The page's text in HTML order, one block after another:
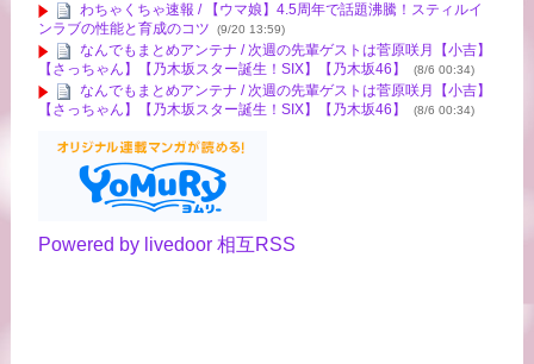
わちゃくちゃ速報 / 【ウマ娘】4.5周年で話題沸騰！スティルイ
ンラブの性能と育成のコツ
(9/20 13:59)
なんでもまとめアンテナ / 次週の先輩ゲストは菅原咲月【小吉】
【さっちゃん】【乃木坂スター誕生！SIX】【乃木坂46】
(8/6 00:34)
なんでもまとめアンテナ / 次週の先輩ゲストは菅原咲月【小吉】
【さっちゃん】【乃木坂スター誕生！SIX】【乃木坂46】
(8/6 00:34)
Powered by livedoor 相互RSS